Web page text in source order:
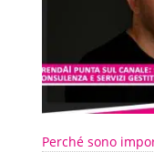
Perché sono